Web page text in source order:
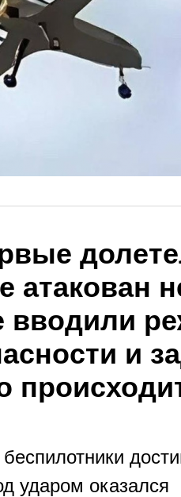
атакован
вводили
и
ударом оказался